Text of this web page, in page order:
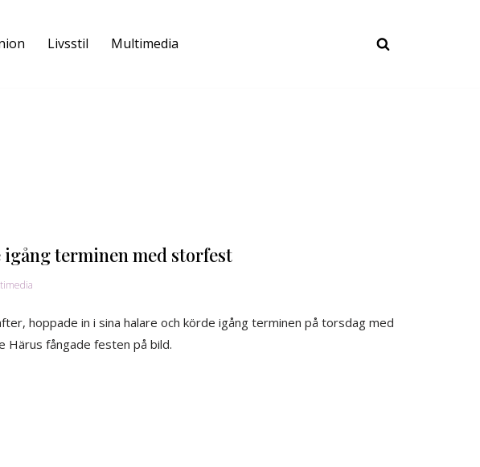
Livsstil Multimedia
igång terminen med storfest
hoppade in i sina halare och körde igång terminen på torsdag med
fångade festen på bild.